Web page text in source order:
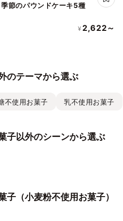
節のパウンドケーキ5種
¥ 2,622～
のテーマから選ぶ
不使用お菓子 乳不使用お菓子
子以外のシーンから選ぶ
子（小麦粉不使用お菓子）